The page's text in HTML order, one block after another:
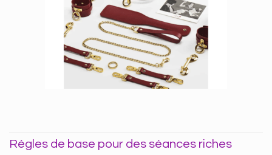
Règles de base pour des séances riches